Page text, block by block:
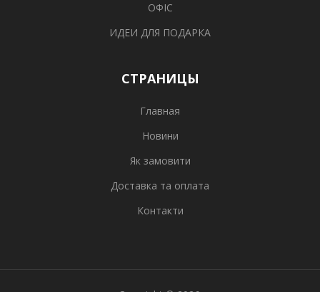
ОФІС
ИДЕИ ДЛЯ ПОДАРКА
СТРАНИЦЫ
Главная
Новини
Як замовити
Доставка та оплата
Контакти